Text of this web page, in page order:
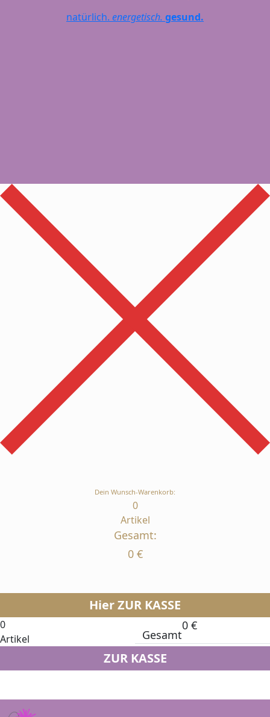
natürlich. energetisch. gesund.
Dein Wunsch-Warenkorb:
0
Artikel
Gesamt:
0 €
Hier ZUR KASSE
0
Artikel
Gesamt
0 €
ZUR KASSE